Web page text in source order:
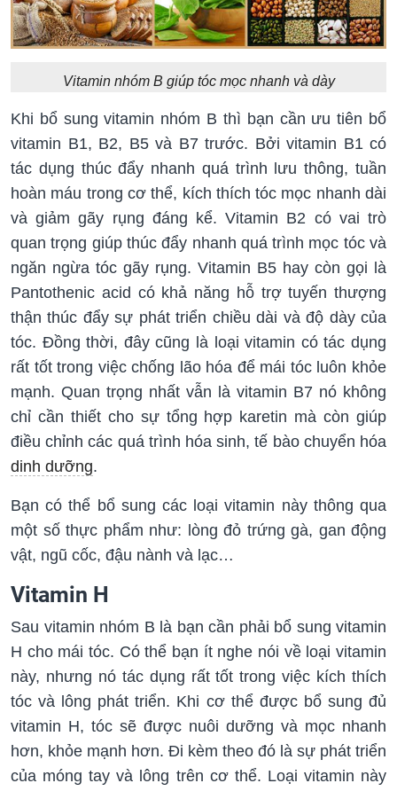
Vitamin nhóm B giúp tóc mọc nhanh và dày
Khi bổ sung vitamin nhóm B thì bạn cần ưu tiên bổ
vitamin B1, B2, B5 và B7 trước. Bởi vitamin B1 có
tác dụng thúc đẩy nhanh quá trình lưu thông, tuần
hoàn máu trong cơ thể, kích thích tóc mọc nhanh dài
và giảm gãy rụng đáng kể. Vitamin B2 có vai trò
quan trọng giúp thúc đẩy nhanh quá trình mọc tóc và
ngăn ngừa tóc gãy rụng. Vitamin B5 hay còn gọi là
Pantothenic acid có khả năng hỗ trợ tuyến thượng
thận thúc đẩy sự phát triển chiều dài và độ dày của
tóc. Đồng thời, đây cũng là loại vitamin có tác dụng
rất tốt trong việc chống lão hóa để mái tóc luôn khỏe
mạnh. Quan trọng nhất vẫn là vitamin B7 nó không
chỉ cần thiết cho sự tổng hợp karetin mà còn giúp
điều chỉnh các quá trình hóa sinh, tế bào chuyển hóa
dinh dưỡng.
Bạn có thể bổ sung các loại vitamin này thông qua
một số thực phẩm như: lòng đỏ trứng gà, gan động
vật, ngũ cốc, đậu nành và lạc…
Vitamin H
Sau vitamin nhóm B là bạn cần phải bổ sung vitamin
H cho mái tóc. Có thể bạn ít nghe nói về loại vitamin
này, nhưng nó tác dụng rất tốt trong việc kích thích
tóc và lông phát triển. Khi cơ thể được bổ sung đủ
vitamin H, tóc sẽ được nuôi dưỡng và mọc nhanh
hơn, khỏe mạnh hơn. Đi kèm theo đó là sự phát triển
của móng tay và lông trên cơ thể. Loại vitamin này